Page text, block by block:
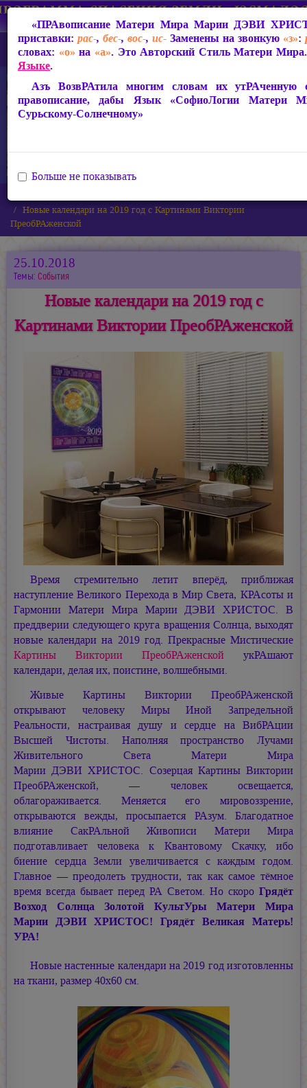
Новые календари на 2019 год с Картинами Виктории
ПреобРАженской
25.10.2018
Темы: События
Новые календари на 2019 год с
Картинами Виктории ПреобРАженской
Время стремительно летит вперёд, приближая
наступление Великого Перехода в Мир Света, КРАсоты и
Гармонии Матери Мира Марии ДЭВИ ХРИСТОС. В
преддверии следующего круга вращения Солнца, выходят
новые календари на 2019 год. Прекрасные Мистические
Картины Виктории ПреобРАженской укРАшают
календари, делая их, поистине, волшебными.
Живые Картины Виктории ПреобРАженской
открывают человеку Миры Иной Запредельной
Реальности, настраивая душу и сердце на ВибРАции
Высшей Чистоты. Наполняя пространство Лучами
Живительного Света Матери Мира
Марии ДЭВИ ХРИСТОС. Созерцая Картины Виктории
ПреобРАженской, — человек освещается,
облагораживается. Меняется его мировоззрение,
открываются вежды, просыпается РАзум. Благодатное
влияние СакРАльной Живописи Матери Мира
подготавливает человека к Квантовому Скачку, ибо
биение сердца Земли увеличивается с каждым годом.
Главное — преодолеть трудности, так как самое тёмное
время всегда бывает перед РА Светом. Но скоро Грядёт
Возход Солнца Золотой КультУры Матери Мира
Марии ДЭВИ ХРИСТОС! Грядёт Великая Матерь!
УРА!
Новые настенные календари на 2019 год изготовленны
на ткани, размер 40х60 см.
«ПРАвописание Матери Мира Марии ДЭВИ
приставки: рас-, бес-, вос-, ис-Заменены на звонкую «з»:
словах: «о» на «а». Это Авторский Стиль Матери
Языке.
Азъ ВозвРАтила многим словам их утРАченную
правописание, дабы Язык «СофиоЛогии Матери
Сурьскому-Солнечному»
Больше не показывать